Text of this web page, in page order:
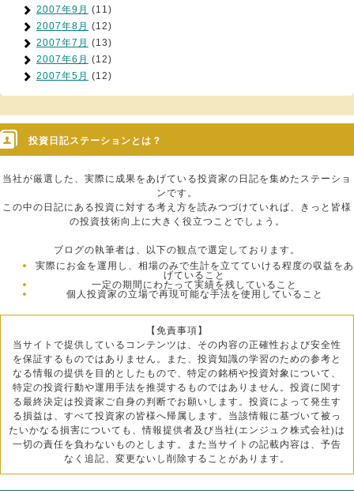
2007年9月 (11)
2007年8月 (12)
2007年7月 (13)
2007年6月 (12)
2007年5月 (12)
投資日記ステーションとは？
当社が厳選した、実際に成果をあげている投資家の日記を集めたステーショ
ンです。
この中の日記にある投資に対する考え方を読みつづけていれば、きっと皆様
の投資技術向上に大きく役立つことでしょう。
ブログの執筆者は、以下の観点で選定しております。
実際にお金を運用し、相場のみで生計を立てていける程度の収益をあ
げていること
一定の期間にわたって実績を残していること
個人投資家の立場で再現可能な手法を使用していること
【免責事項】
当サイトで提供しているコンテンツは、その内容の正確性および安全性
を保証するものではありません。また、投資知識の学習のための参考と
なる情報の提供を目的としたもので、特定の銘柄や投資対象について、
特定の投資行動や運用手法を推奨するものではありません。投資に関す
る最終決定は投資家ご自身の判断でお願いします。投資によって発生す
る損益は、すべて投資家の皆様へ帰属します。当該情報に基づいて被っ
たいかなる損害についても、情報提供者及び当社(エンジュク株式会社)は
一切の責任を負わないものとします。また当サイトの記載内容は、予告
なく追記、変更ないし削除することがあります。